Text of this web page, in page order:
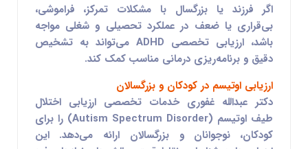
اگر فرزند یا بزرگسال با مشکلات تمرکز، فراموشی،
بی‌قراری یا ضعف در عملکرد تحصیلی و شغلی مواجه
باشد، ارزیابی تخصصی ADHD می‌تواند به تشخیص
دقیق و برنامه‌ریزی درمانی مناسب کمک کند.
ارزیابی اوتیسم در کودکان و بزرگسالان
دکتر عبدالله غفوری خدمات تخصصی ارزیابیاختلال
طیف اوتیسم (Autism Spectrum Disorder)
را برای
کودکان، نوجوانان و بزرگسالان ارائه می‌دهد. این